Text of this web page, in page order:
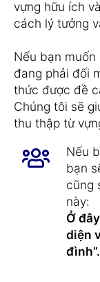
vựng hữu ích
cách lý tưởng
Nếu bạn
đang phải đối
thức được đề
Chúng tôi sẽ
thu thập từ
Nếu
bạn
cũng
này:
Ở
diện
đình”.